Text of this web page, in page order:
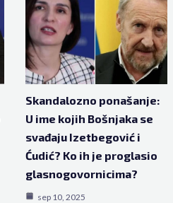
Skandalozno ponašanje:
U ime kojih Bošnjaka se
svađaju Izetbegović i
Ćudić? Ko ih je proglasio
glasnogovornicima?
sep 10, 2025